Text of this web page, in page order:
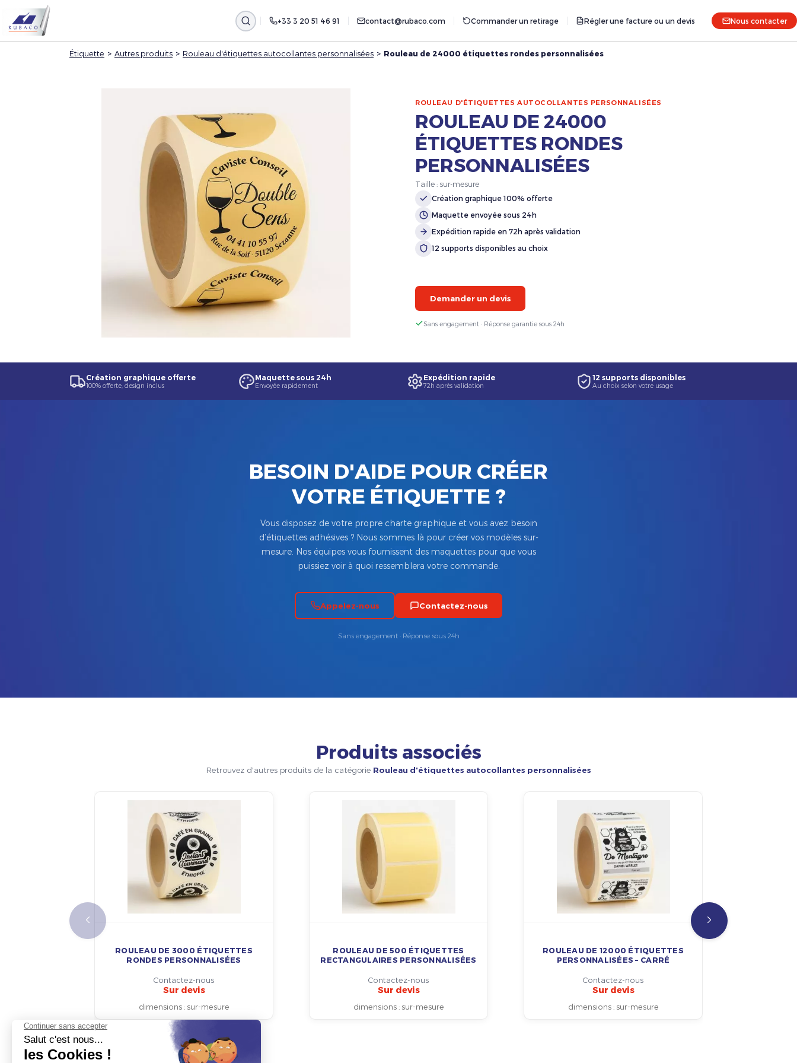
+33 3 20 51 46 91 contact@rubaco.com Commander un retirage Régler une facture ou un devis Nous contacter
Étiquette > Autres produits > Rouleau d'étiquettes autocollantes personnalisées > Rouleau de 24000 étiquettes rondes personnalisées
ROULEAU D'ÉTIQUETTES AUTOCOLLANTES PERSONNALISÉES
ROULEAU DE 24000
ÉTIQUETTES RONDES
PERSONNALISÉES
Taille : sur-mesure
Création graphique 100% offerte
Maquette envoyée sous 24h
Expédition rapide en 72h après validation
12 supports disponibles au choix
Demander un devis
Sans engagement · Réponse garantie sous 24h
Création graphique offerte
100% offerte, design inclus
Maquette sous 24h
Envoyée rapidement
Expédition rapide
72h après validation
12 supports disponibles
Au choix selon votre usage
BESOIN D'AIDE POUR CRÉER
VOTRE ÉTIQUETTE ?
Vous disposez de votre propre charte graphique et vous avez besoin
d’étiquettes adhésives ? Nous sommes là pour créer vos modèles sur-
mesure. Nos équipes vous fournissent des maquettes pour que vous
puissiez voir à quoi ressemblera votre commande.
Appelez-nous Contactez-nous
Sans engagement · Réponse sous 24h
Produits associés
Retrouvez d'autres produits de la catégorie Rouleau d'étiquettes autocollantes personnalisées
ROULEAU DE 3000 ÉTIQUETTES
RONDES PERSONNALISÉES
Contactez-nous
Sur devis
dimensions: sur-mesure
ROULEAU DE 500 ÉTIQUETTES
RECTANGULAIRES PERSONNALISÉES
Contactez-nous
Sur devis
dimensions: sur-mesure
ROULEAU DE 12000 ÉTIQUETTES
PERSONNALISÉES – CARRÉ
Contactez-nous
Sur devis
dimensions: sur-mesure